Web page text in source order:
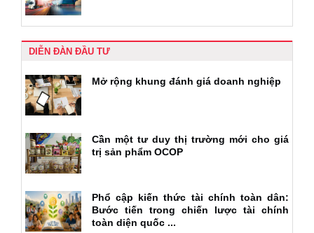
DIỄN ĐÀN ĐẦU TƯ
Mở rộng khung đánh giá doanh nghiệp
Cần một tư duy thị trường mới cho giá
trị sản phẩm OCOP
Phổ cập kiến thức tài chính toàn dân:
Bước tiến trong chiến lược tài chính
toàn diện quốc ...